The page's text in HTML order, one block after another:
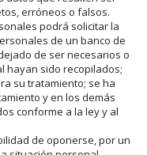
erróneos o falsos.
podrá solicitar la
de un banco de
de ser necesarios o
hayan sido recopilados;
su tratamiento; se ha
y en los demás
conforme a la ley y al
de oponerse, por un